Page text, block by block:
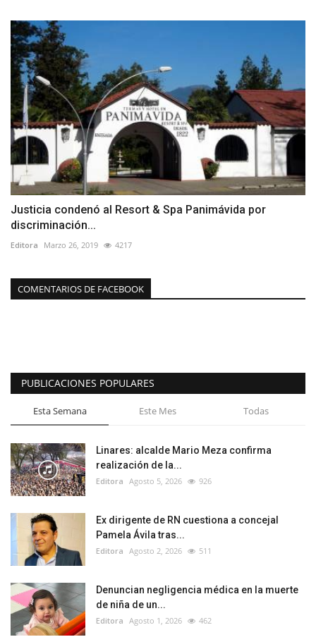
Justicia condenó al Resort & Spa Panimávida por
discriminación...
Editora Marzo 26, 2019 4217
COMENTARIOS DE FACEBOOK
PUBLICACIONES POPULARES
Esta Semana Este Mes Todas
Linares: alcalde Mario Meza confirma
realización de la...
Editora Agosto 5, 2026 926
Ex dirigente de RN cuestiona a concejal
Pamela Ávila tras...
Editora Agosto 2, 2026 511
Denuncian negligencia médica en la muerte
de niña de un...
Editora Agosto 1, 2026 462